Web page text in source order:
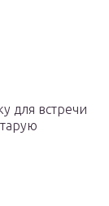
для встречи